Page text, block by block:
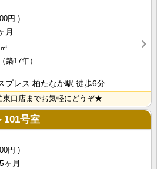
円
月
（築17年）
プレス 柏たなか駅 徒歩6分
東口店までお気軽にどうぞ★
101号室
円
ヶ月